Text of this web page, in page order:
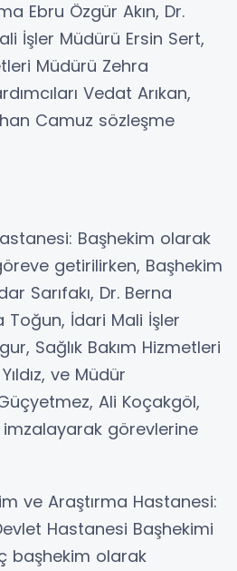
Ebru Özgür Akın, Dr.
İşler Müdürü Ersin Sert,
Müdürü Zehra
Vedat Arıkan,
Camuz sözleşme
Başhekim olarak
getirilirken, Başhekim
Sarıfakı, Dr. Berna
Toğun, İdari Mali İşler
Sağlık Bakım Hizmetleri
ve Müdür
Ali Koçakgöl,
imzalayarak görevlerine
ve Araştırma Hastanesi:
Hastanesi Başhekimi
başhekim olarak